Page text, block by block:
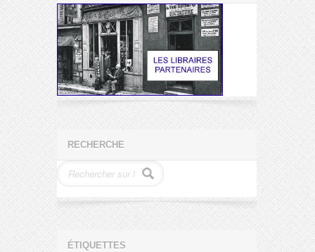
RECHERCHE
ÉTIQUETTES